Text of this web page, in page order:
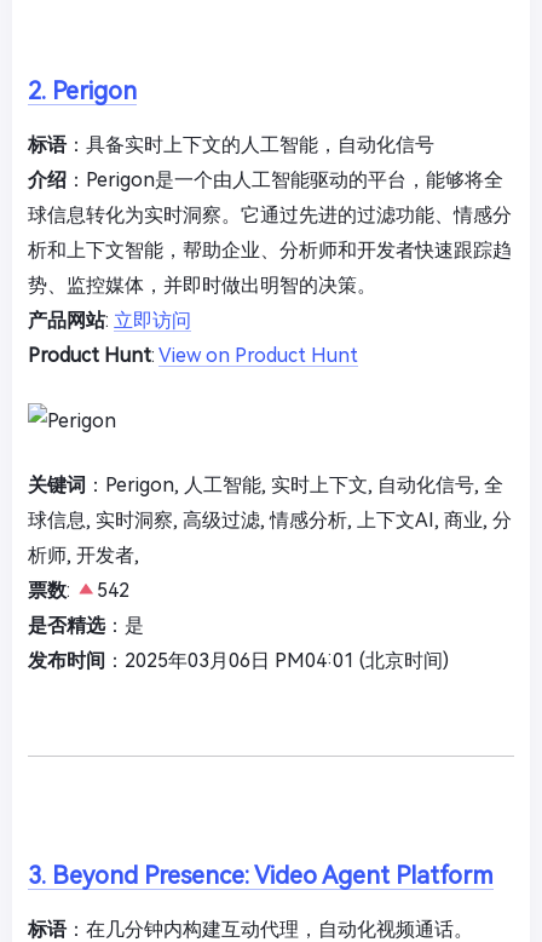
2. Perigon
标语：具备实时上下文的人工智能，自动化信号
介绍 ：Perigon是一个由人工智能驱动的平台，能够将全
球信息转化为实时洞察。它通过先进的过滤功能、情感分
析和上下文智能，帮助企业、分析师和开发者快速跟踪趋
势、监控媒体，并即时做出明智的决策。
产品网站: 立即访问
Product Hunt: View on Product Hunt
关键词 ：Perigon, 人工智能, 实时上下文, 自动化信号, 全
球信息, 实时洞察, 高级过滤, 情感分析, 上下文AI, 商业, 分
析师, 开发者,
票数:
542
是否精选：是
发布时间 ：2025年03月06日 PM04:01 (北京时间)
3. Beyond Presence: Video Agent Platform
标语：在几分钟内构建互动代理，自动化视频通话。